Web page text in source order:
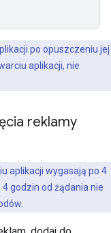
po opuszczeniu jej
aplikacji, nie
reklamy
aplikacji wygasają po 4
godzin od żądania nie